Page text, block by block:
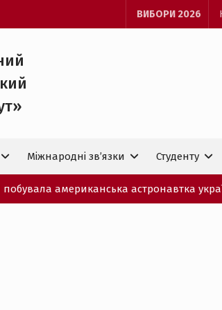
ВИБОРИ 2026
Міжнародні зв’язки Студенту
американська астронавтка